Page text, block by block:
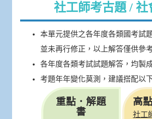
社工師考古題 /
本單元提供之各年度各類國考試
並未再行修正，以上解答僅供參
各年度各類考試試題解答，均製
考題年年變化莫測，建議搭配以
重點．解題
書
高
社工